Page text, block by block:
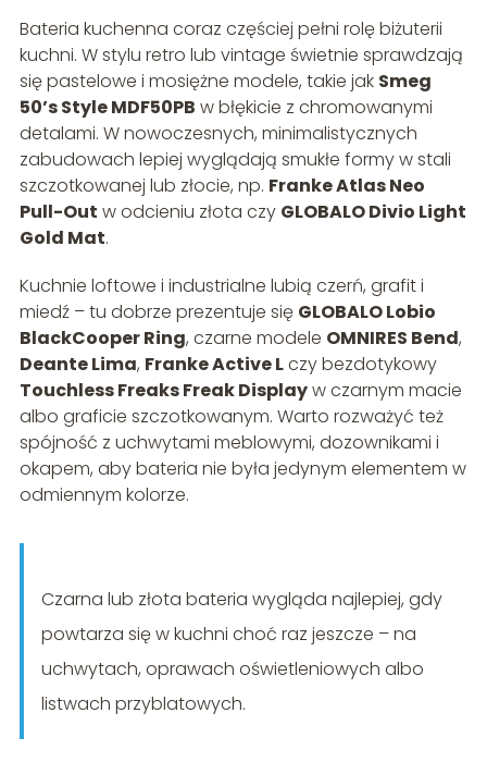
Bateria kuchenna coraz częściej pełni rolę biżuterii
kuchni. W stylu retro lub vintage świetnie sprawdzają
się pastelowe i mosiężne modele, takie jak Smeg
50’s Style MDF50PB w błękicie z chromowanymi
detalami. W nowoczesnych, minimalistycznych
zabudowach lepiej wyglądają smukłe formy w stali
szczotkowanej lub złocie, np. Franke Atlas Neo
Pull-Out w odcieniu złota czy GLOBALO Divio Light
Gold Mat.
Kuchnie loftowe i industrialne lubią czerń, grafit i
miedź – tu dobrze prezentuje się GLOBALO Lobio
BlackCooper Ring, czarne modele OMNIRES Bend,
Deante Lima, Franke Active Lczy bezdotykowy
Touchless Freaks Freak Displayw czarnym macie
albo graficie szczotkowanym. Warto rozważyć też
spójność z uchwytami meblowymi, dozownikami i
okapem, aby bateria nie była jedynym elementem w
odmiennym kolorze.
Czarna lub złota bateria wygląda najlepiej, gdy
powtarza się w kuchni choć raz jeszcze – na
uchwytach, oprawach oświetleniowych albo
listwach przyblatowych.